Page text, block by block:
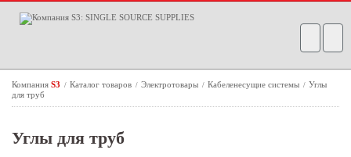
Компания S3 / Каталог товаров / Электротовары / Кабеленесущие системы / Углы
для труб
Углы для труб